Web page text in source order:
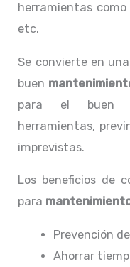
herramientas
etc.
Se convierte en
buen
para el buen
herramientas,
imprevistas.
Los beneficios de
para
Prevención
Ahorrar